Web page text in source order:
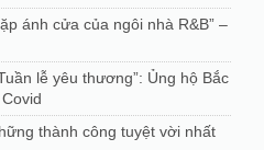
ánh cửa của ngôi nhà R&B” –
lễ yêu thương”: Ủng hộ Bắc
thành công tuyệt vời nhất